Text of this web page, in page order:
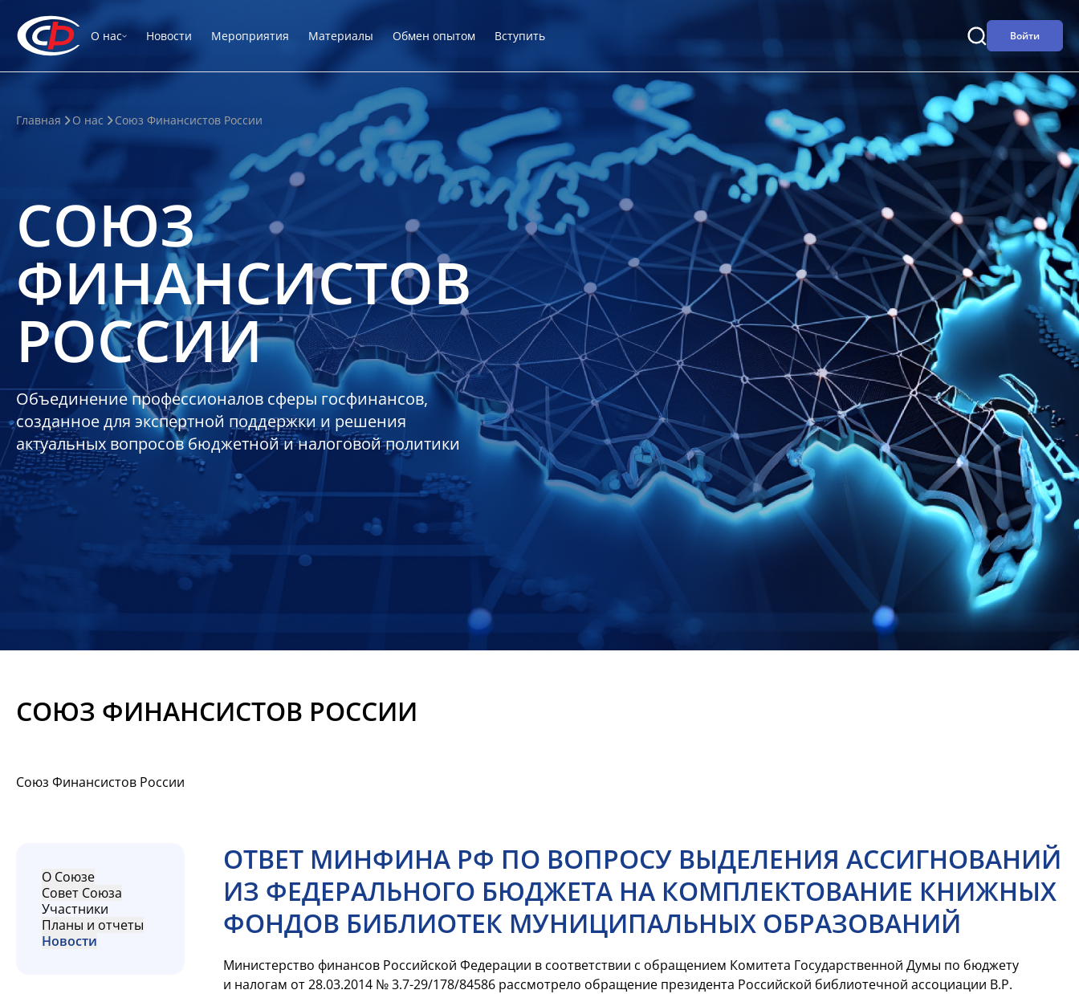
О нас Новости Мероприятия Материалы Обмен опытом Вступить Войти
Главная О нас Союз Финансистов России
СОЮЗ
ФИНАНСИСТОВ
РОССИИ
Объединение профессионалов сферы госфинансов,
созданное для экспертной поддержки и решения
актуальных вопросов бюджетной и налоговой политики
СОЮЗ ФИНАНСИСТОВ РОССИИ
Союз Финансистов России
О Союзе
Совет Союза
Участники
Планы и отчеты
Новости
ОТВЕТ МИНФИНА РФ ПО ВОПРОСУ ВЫДЕЛЕНИЯ АССИГНОВАНИЙ
ИЗ ФЕДЕРАЛЬНОГО БЮДЖЕТА НА КОМПЛЕКТОВАНИЕ КНИЖНЫХ
ФОНДОВ БИБЛИОТЕК МУНИЦИПАЛЬНЫХ ОБРАЗОВАНИЙ
Министерство финансов Российской Федерации в соответствии с обращением Комитета Государственной Думы по бюджету
и налогам от 28.03.2014 № 3.7-29/178/84586 рассмотрело обращение президента Российской библиотечной ассоциации В.Р.